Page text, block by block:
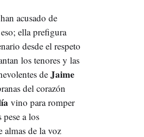
acusado de
ella prefigura
desde el respeto
los tenores y las
de Jaime
del corazón
vino para romper
a los
almas de la voz